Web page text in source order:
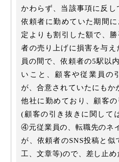
かわらず、当該事項に反
依頼者に勤めていた期間
定よりも割引した額で、
者の売り上げに損害を与
員の間で、依頼者の5駅以
いこと、顧客や従業員の
が、合意されていたにもか
他社に勤めており、顧客
(顧客の引き抜きに関して
④元従業員の、転職先のネ
が、依頼者のSNS投稿と
工、文章等)ので、差し止め